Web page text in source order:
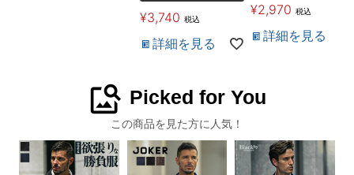
¥3,740 税込
詳細を見る
¥2,970 税込
詳細を見る
image_search Picked for You
この商品を見た方に人気！